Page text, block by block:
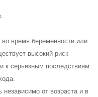
время беременности или
высокий риск
к серьезным последствиям
от возраста и в